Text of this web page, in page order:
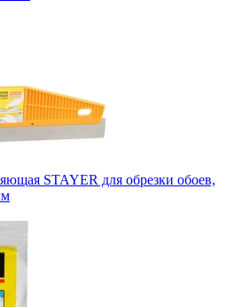
STAYER для обрезки обоев,